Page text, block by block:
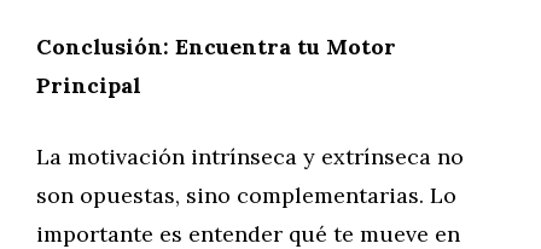
Conclusión: Encuentra tu Motor
Principal
La motivación intrínseca y extrínseca no
son opuestas, sino complementarias. Lo
importante es entender qué te mueve en